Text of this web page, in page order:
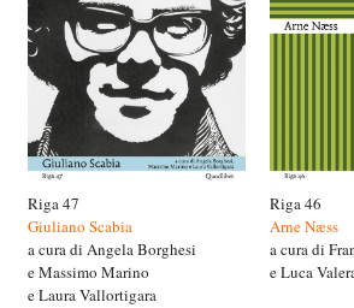
Riga 47
Giuliano Scabia
a cura di Angela Borghesi
e Massimo Marino
e Laura Vallortigara
Riga 46
Arne Næss
a cura di
e Luca